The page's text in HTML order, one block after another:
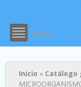
Menu
Usted
Inicio » Catálogo